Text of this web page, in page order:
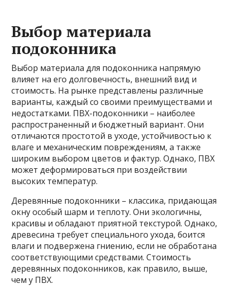
Выбор материала
подоконника
Выбор материала для подоконника напрямую
влияет на его долговечность, внешний вид и
стоимость. На рынке представлены различные
варианты, каждый со своими преимуществами и
недостатками. ПВХ-подоконники – наиболее
распространенный и бюджетный вариант. Они
отличаются простотой в уходе, устойчивостью к
влаге и механическим повреждениям, а также
широким выбором цветов и фактур. Однако, ПВХ
может деформироваться при воздействии
высоких температур.
Деревянные подоконники – классика, придающая
окну особый шарм и теплоту. Они экологичны,
красивы и обладают приятной текстурой. Однако,
древесина требует специального ухода, боится
влаги и подвержена гниению, если не обработана
соответствующими средствами. Стоимость
деревянных подоконников, как правило, выше,
чем у ПВХ.